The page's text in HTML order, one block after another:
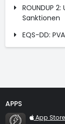
ROUNDUP
Sanktionen
EQS-DD:
APPS
TraderFox Flash
App Store